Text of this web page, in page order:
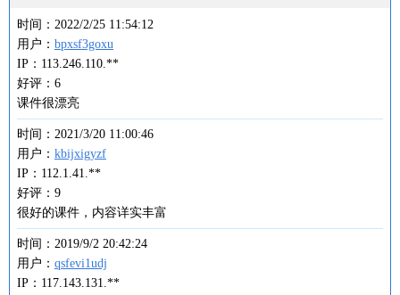
时间：2022/2/25 11:54:12
用户： bpxsf3goxu
IP：113.246.110.**
好评：6
课件很漂亮
时间：2021/3/20 11:00:46
用户： kbijxigyzf
IP：112.1.41.**
好评：9
很好的课件，内容详实丰富
时间：2019/9/2 20:42:24
用户： qsfevi1udj
IP：117.143.131.**